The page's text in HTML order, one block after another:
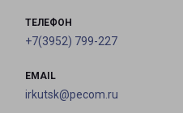
ТЕЛЕФОН
+7(3952) 799-227
EMAIL
irkutsk@pecom.ru